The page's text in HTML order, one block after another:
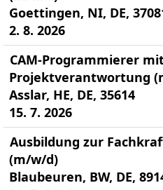
Goettingen, NI, DE,
2. 8. 2026
CAM-Programmierer
Projektverantwortung
Asslar, HE, DE, 35614
15. 7. 2026
Ausbildung zur
(m/w/d)
Blaubeuren, BW, DE,